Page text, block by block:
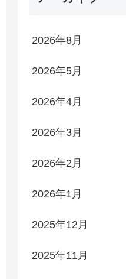
2026年8月
2026年5月
2026年4月
2026年3月
2026年2月
2026年1月
2025年12月
2025年11月